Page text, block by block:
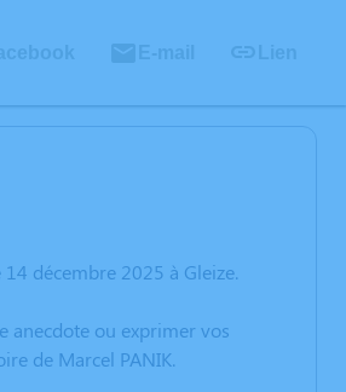
décembre 2025 à Gleize.
anecdote ou exprimer vos
de Marcel PANIK.